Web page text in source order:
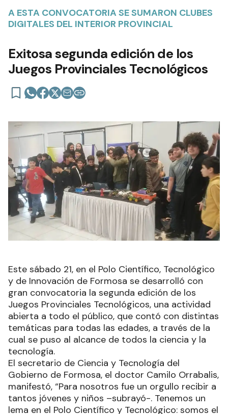
A ESTA CONVOCATORIA SE SUMARON CLUBES
DIGITALES DEL INTERIOR PROVINCIAL
Exitosa segunda edición de los
Juegos Provinciales Tecnológicos
Este sábado 21, en el Polo Científico, Tecnológico
y de Innovación de Formosa se desarrolló con
gran convocatoria la segunda edición de los
Juegos Provinciales Tecnológicos, una actividad
abierta a todo el público, que contó con distintas
temáticas para todas las edades, a través de la
cual se puso al alcance de todos la ciencia y la
tecnología.
El secretario de Ciencia y Tecnología del
Gobierno de Formosa, el doctor Camilo Orrabalis,
manifestó, “Para nosotros fue un orgullo recibir a
tantos jóvenes y niños –subrayó-. Tenemos un
lema en el Polo Científico y Tecnológico: somos el